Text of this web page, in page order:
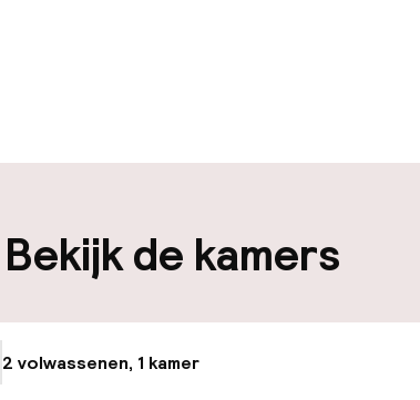
eigen
Bekijk de kamers
2 volwassenen, 1 kamer